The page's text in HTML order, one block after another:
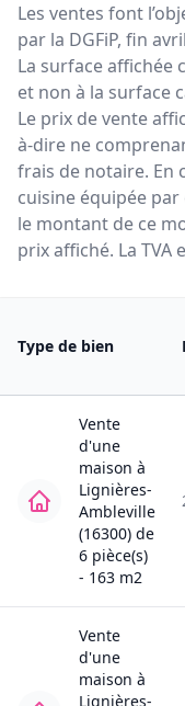
Les ventes font
par la DGFiP, fin
La surface affichée
et non à la surface
Le prix de vente
à-dire ne
frais de notaire. En
cuisine équipée
le montant de ce
prix affiché. La TVA
Type de bien
Vente
d'une
maison à
Lignières-
Ambleville
(16300) de
6 pièce(s)
- 163 m2
Vente
d'une
maison à
Lignières-